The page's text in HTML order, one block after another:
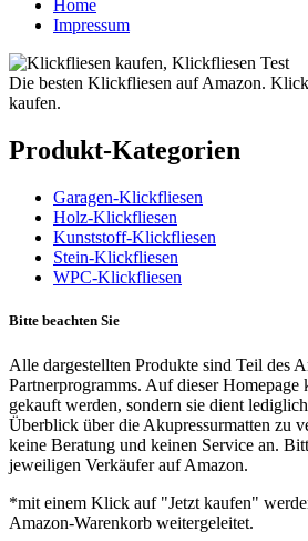
Home
Impressum
Die besten Klickfliesen auf Amazon.
kaufen.
Produkt-Kategorien
Garagen-Klickfliesen
Holz-Klickfliesen
Kunststoff-Klickfliesen
Stein-Klickfliesen
WPC-Klickfliesen
Bitte beachten Sie
Alle dargestellten Produkte sind Teil des
Partnerprogramms. Auf dieser Homepage
gekauft werden, sondern sie dient
Überblick über die Akupressurmatten zu
keine Beratung und keinen Service an.
jeweiligen Verkäufer auf Amazon.
*mit einem Klick auf "Jetzt kaufen"
Amazon-Warenkorb weitergeleitet.